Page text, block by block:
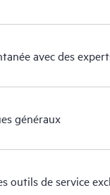
avec des
généraux
outils de service